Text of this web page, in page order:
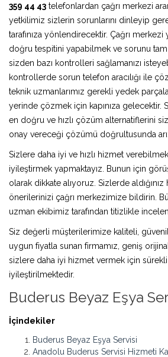
359 44 43 telefonlardan çağrı merkezi
yetkilimiz sizlerin sorunlarını dinleyip
tarafınıza yönlendirecektir. Çağrı merkezi
doğru tespitini yapabilmek ve sorunu
sizden bazı kontrolleri sağlamanızı
kontrollerde sorun telefon aracılığı ile
teknik uzmanlarımız gerekli yedek
yerinde çözmek için kapınıza gelecektir.
en doğru ve hızlı çözüm alternatiflerini
onay vereceği çözümü doğrultusunda
Sizlere daha iyi ve hızlı hizmet verebilmek
iyileştirmek yapmaktayız. Bunun için
olarak dikkate alıyoruz. Sizlerde
önerilerinizi çağrı merkezimize bildirin.
uzman ekibimiz tarafından titizlikle
Siz değerli müşterilerimize kaliteli,
uygun fiyatla sunan firmamız, geniş
sizlere daha iyi hizmet vermek için
iyileştirilmektedir.
Buderus Beyaz Eşya
İçindekiler
Buderus Beyaz Eşya Servisi
Anadolu Buderus Servisi Hizmeti